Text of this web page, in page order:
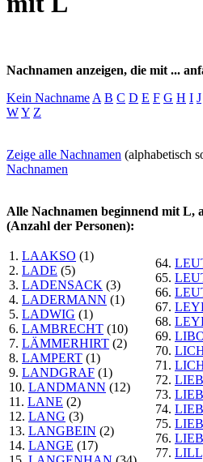
Nachnamen anzeigen, die mit ...
Kein Nachname A B C D E F G H I J
WY Z
Zeige alle Nachnamen (alphabetisch
Nachnamen
Alle Nachnamen beginnend mit L,
(Anzahl der Personen):
1. LAAKSO (1)
2. LADE (5)
3. LADENSACK (3)
4. LADERMANN (1)
5. LADWIG (1)
6. LAMBRECHT (10)
7. LÄMMERHIRT (2)
8. LAMPERT (1)
9. LANDGRAF (1)
10. LANDMANN (12)
11. LANE (2)
12. LANG (3)
13. LANGBEIN (2)
14. LANGE (17)
64.
65.
66.
67.
68.
69.
70.
71.
72.
73.
74.
75.
76.
77. LILL